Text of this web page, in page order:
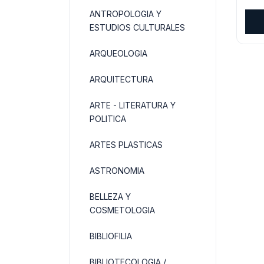
ANTROPOLOGIA Y
ESTUDIOS CULTURALES
ARQUEOLOGIA
ARQUITECTURA
ARTE - LITERATURA Y
POLITICA
ARTES PLASTICAS
ASTRONOMIA
BELLEZA Y
COSMETOLOGIA
BIBLIOFILIA
BIBLIOTECOLOGIA /
era: